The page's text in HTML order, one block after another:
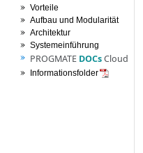
Vorteile
Aufbau und Modularität
Architektur
Systemeinführung
PROGMATE DOCsCloud
Informationsfolder